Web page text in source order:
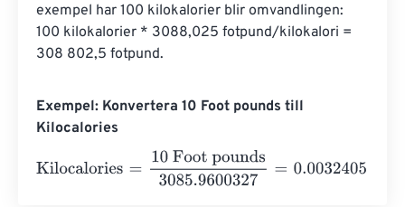
exempel har 100 kilokalorier blir omvandlingen:
100 kilokalorier * 3088,025 fotpund/kilokalori =
308 802,5 fotpund.
Exempel: Konvertera 10 Foot pounds till
Kilocalories
Kilocalories
10 Foot pounds3085.9600327=0.0032405